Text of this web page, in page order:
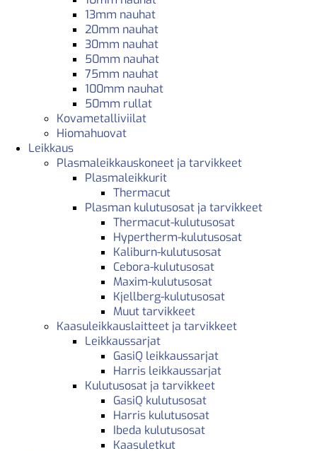
13mm nauhat
20mm nauhat
30mm nauhat
50mm nauhat
75mm nauhat
100mm nauhat
50mm rullat
Kovametalliviilat
Hiomahuovat
Leikkaus
Plasmaleikkauskoneet ja tarvikkeet
Plasmaleikkurit
Thermacut
Plasman kulutusosat ja tarvikkeet
Thermacut-kulutusosat
Hypertherm-kulutusosat
Kaliburn-kulutusosat
Cebora-kulutusosat
Maxim-kulutusosat
Kjellberg-kulutusosat
Muut tarvikkeet
Kaasuleikkauslaitteet ja tarvikkeet
Leikkaussarjat
GasiQ leikkaussarjat
Harris leikkaussarjat
Kulutusosat ja tarvikkeet
GasiQ kulutusosat
Harris kulutusosat
Ibeda kulutusosat
Kaasuletkut